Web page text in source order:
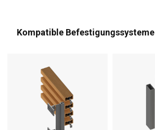
Kompatible Befestigungssysteme